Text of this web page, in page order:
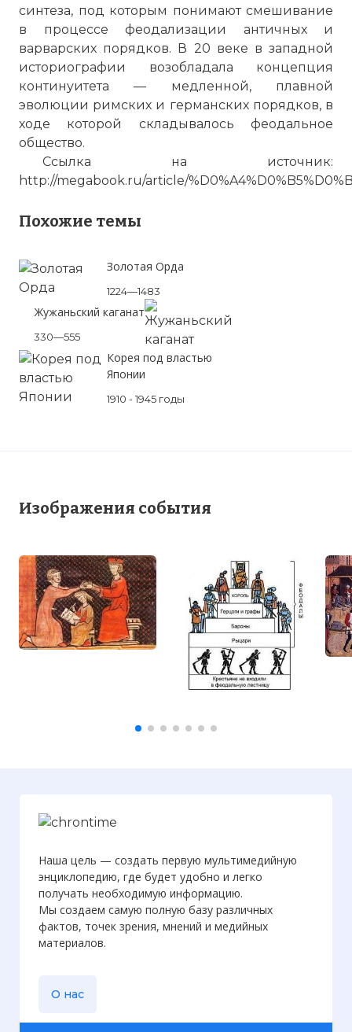
синтеза, под которым понимают смешивание
в процессе феодализации античных и
варварских порядков. В 20 веке в западной
историографии возобладала концепция
континуитета — медленной, плавной
эволюции римских и германских порядков, в
ходе которой складывалось феодальное
общество.
Ссылка на источник:
http://megabook.ru/article/
Похожие темы
Золотая Орда
1224—1483
Жужаньский каганат
330—555
Корея под властью
Японии
1910 - 1945 годы
Изображения события
Наша цель — создать первую мультимедийную
энциклопедию, где будет удобно и легко
получать необходимую информацию.
Мы создаем самую полную базу различных
фактов, точек зрения, мнений и медийных
материалов.
О нас